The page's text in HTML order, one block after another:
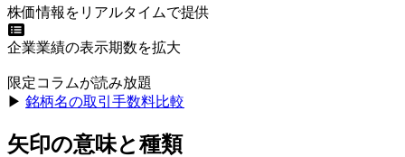
株価情報をリアルタイムで提供
企業業績の表示期数を拡大
限定コラムが読み放題
▶︎ 銘柄名の取引手数料比較
矢印の意味と種類